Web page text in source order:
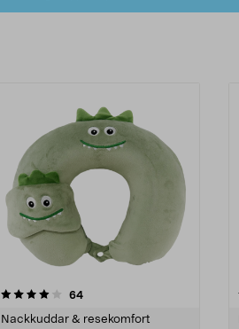
64recensioner
Nackkuddar & resekomfort
4.0 av 5 stjärnor